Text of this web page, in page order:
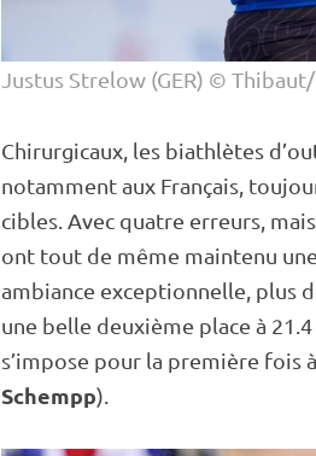
Justus Strelow (GER) ©
Chirurgicaux, les biathlètes
notamment aux Français,
cibles. Avec quatre erreurs,
ont tout de même maintenu
ambiance exceptionnelle, plus
une belle deuxième place à
s’impose pour la première fois
Schempp).